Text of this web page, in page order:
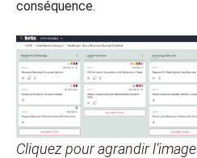
conséquence.
Cliquez pour agrandir l’image